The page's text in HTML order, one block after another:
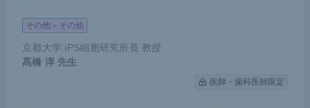
その他＞その他
京都大学 iPS細胞研究所長 教授
髙橋 淳 先生
医師・歯科医師限定